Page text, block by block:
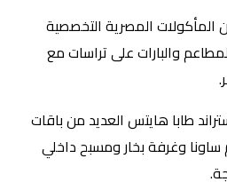
المأكولات المصرية التخصصية
والبارات على تراسات مع
طابا هايتس العديد من باقات
ساونا وغرفة بخار ومسبح داخلي